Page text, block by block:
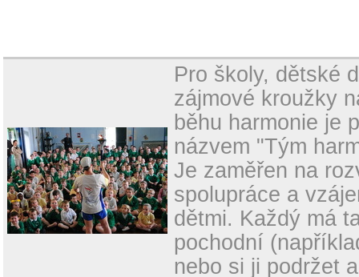
Pro školy, dětské
zájmové kroužky
běhu harmonie je
názvem "Tým
Je zaměřen na
spolupráce a
dětmi. Každý má
pochodní
nebo si ji podržet